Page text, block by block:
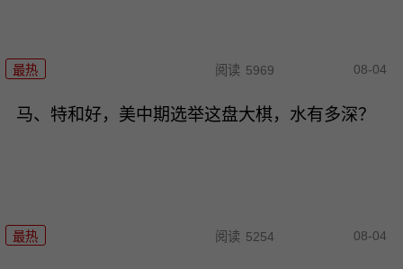
最热 阅读 5969 08-04
马、特和好，美中期选举这盘大棋，水有多深？
最热 阅读 5254 08-04